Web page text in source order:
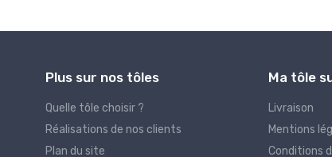
Plus sur nos tôles
Quelle tôle choisir ?
Réalisations de nos clients
Plan du site
Ma tôle
Livraison
Mentions
Conditions